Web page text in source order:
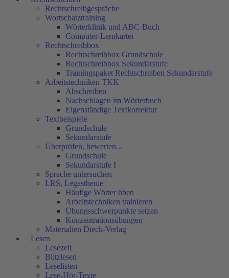
Rechtschreibgespräche
Wortschatztraining
Wörterklinik und ABC-Buch
Computer-Lernkartei
Rechtschreibbox
Rechtschreibbox Grundschule
Rechtschreibbox Sekundarstufe
Trainingspaket Rechtschreiben Sekundarstufe
Arbeitstechniken TKK
Abschreiben
Nachschlagen im Wörterbuch
Eigenständige Textkorrektur
Textbeispiele
Grundschule
Sekundarstufe
Überprüfen, bewerten...
Grundschule
Sekundarstufe I
Sprache untersuchen
LRS, Legasthenie
Häufige Wörter üben
Arbeitstechniken trainieren
Übungsschwerpunkte setzen
Konzentrationsübungen
Materialien Dieck-Verlag
Lesen
Lesezeit
Blitzlesen
Leselisten
Lese-Hör-Texte